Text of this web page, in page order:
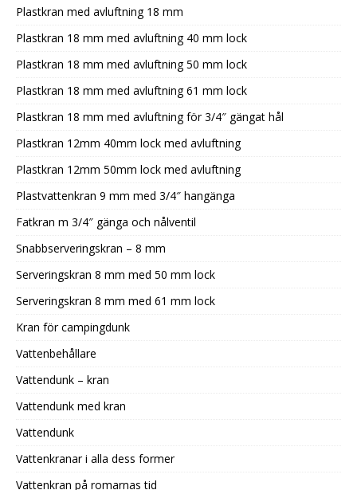
Plastkran med avluftning 18 mm
Plastkran 18 mm med avluftning 40 mm lock
Plastkran 18 mm med avluftning 50 mm lock
Plastkran 18 mm med avluftning 61 mm lock
Plastkran 18 mm med avluftning för 3/4″ gängat hål
Plastkran 12mm 40mm lock med avluftning
Plastkran 12mm 50mm lock med avluftning
Plastvattenkran 9 mm med 3/4″ hangänga
Fatkran m 3/4″ gänga och nålventil
Snabbserveringskran – 8 mm
Serveringskran 8 mm med 50 mm lock
Serveringskran 8 mm med 61 mm lock
Kran för campingdunk
Vattenbehållare
Vattendunk – kran
Vattendunk med kran
Vattendunk
Vattenkranar i alla dess former
Vattenkran på romarnas tid